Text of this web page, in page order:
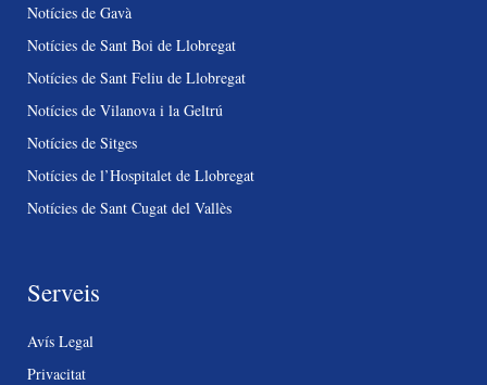
Notícies de Gavà
Notícies de Sant Boi de Llobregat
Notícies de Sant Feliu de Llobregat
Notícies de Vilanova i la Geltrú
Notícies de Sitges
Notícies de l’Hospitalet de Llobregat
Notícies de Sant Cugat del Vallès
Serveis
Avís Legal
Privacitat